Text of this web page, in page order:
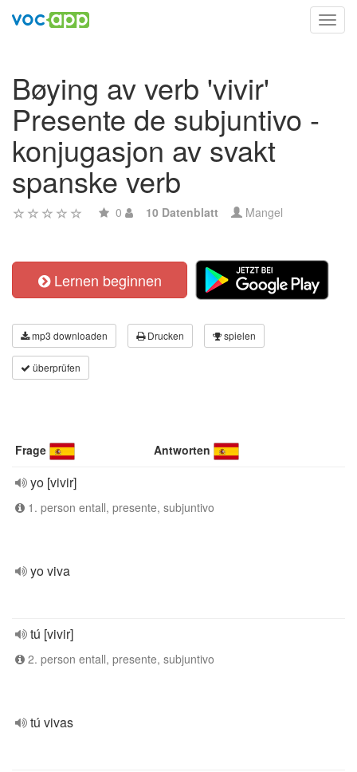
Bøying av verb 'vivir'
Presente de subjuntivo -
konjugasjon av svakt
spanske verb
0 10 Datenblatt Mangel
Lernen beginnen
mp3 downloaden Drucken spielen
überprüfen
Frage Antworten
yo [vivir]
1. person entall, presente, subjuntivo
yo viva
tú [vivir]
2. person entall, presente, subjuntivo
tú vivas